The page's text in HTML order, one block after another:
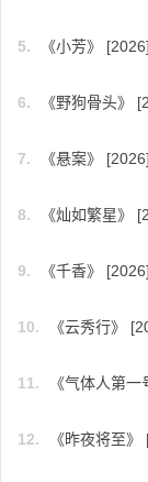
5.
《小芳》
6.
《野狗骨头》
7.
《悬案》
8.
《灿如繁星》
9.
《千香》
10.
《云秀行》
11.
《气体人第一
12.
《昨夜将至》